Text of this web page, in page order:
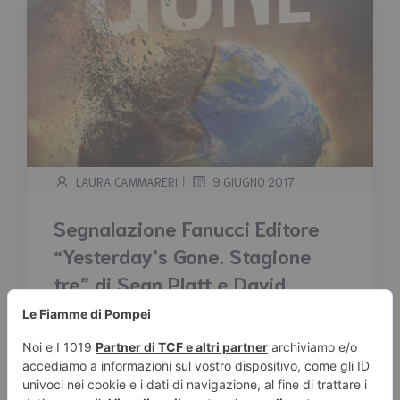
LAURA CAMMARERI | 9 GIUGNO 2017
Segnalazione Fanucci Editore
“Yesterday’s Gone. Stagione
tre” di Sean Platt e David
Wright
Tempo stimato di lettura:< 1 minuto
Segnalazione Fanucci Editore “Yesterday’s
Gone. Stagione tre” di Sean Platt e David